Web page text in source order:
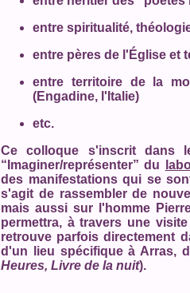
entre spiritualité,
entre pères de l'Église et
entre territoire de la
(Engadine, l'Italie)
etc.
Ce colloque s'inscrit dans
“Imaginer/représenter” du
des manifestations qui se
s'agit de rassembler de
mais aussi sur l'homme
permettra, à travers une
retrouve parfois directement
d'un lieu spécifique à Arras,
Heures, Livre de la nuit).